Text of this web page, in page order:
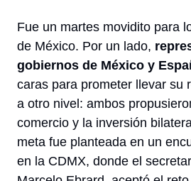
Fue un martes movidito para
de México. Por un lado,
gobiernos de México y
caras para prometer llevar su
a otro nivel: ambos
comercio y la inversión
meta fue planteada en un
en la CDMX, donde el